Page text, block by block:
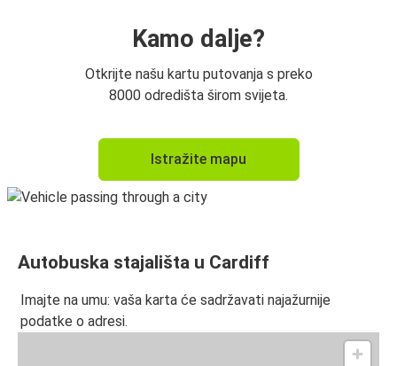
Kamo dalje?
Otkrijte našu kartu putovanja s preko
8000 odredišta širom svijeta.
Istražite mapu
Autobuska stajališta u Cardiff
Imajte na umu: vaša karta će sadržavati najažurnije
podatke o adresi.